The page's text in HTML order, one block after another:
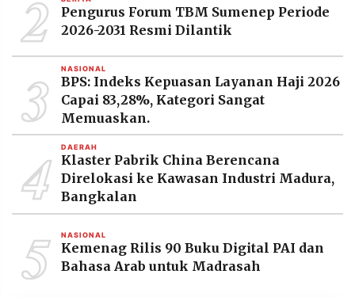
PT.
RESOLUSI
MEDIA
2
Pengurus Forum TBM Sumenep Periode
2026-2031 Resmi Dilantik
3 NASIONAL
BPS: Indeks Kepuasan Layanan Haji 2026
Capai 83,28%, Kategori Sangat
Memuaskan.
4 DAERAH
Klaster Pabrik China Berencana
Direlokasi ke Kawasan Industri Madura,
Bangkalan
5 NASIONAL
Kemenag Rilis 90 Buku Digital PAI dan
Bahasa Arab untuk Madrasah